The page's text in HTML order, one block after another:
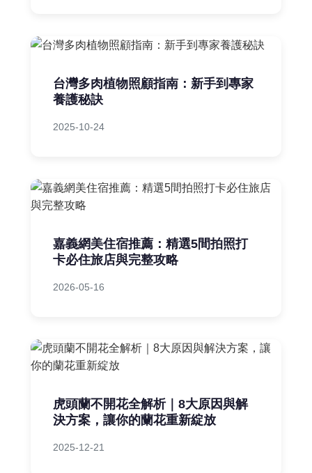
台灣多肉植物照顧指南：新手到專家
養護秘訣
2025-10-24
嘉義網美住宿推薦：精選5間拍照打
卡必住旅店與完整攻略
2026-05-16
虎頭蘭不開花全解析｜8大原因與解
決方案，讓你的蘭花重新綻放
2025-12-21